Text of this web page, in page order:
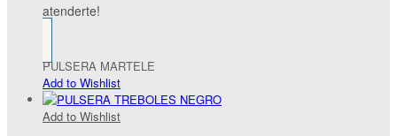
atenderte!
PULSERA MARTELE
Add to Wishlist
Add to Wishlist